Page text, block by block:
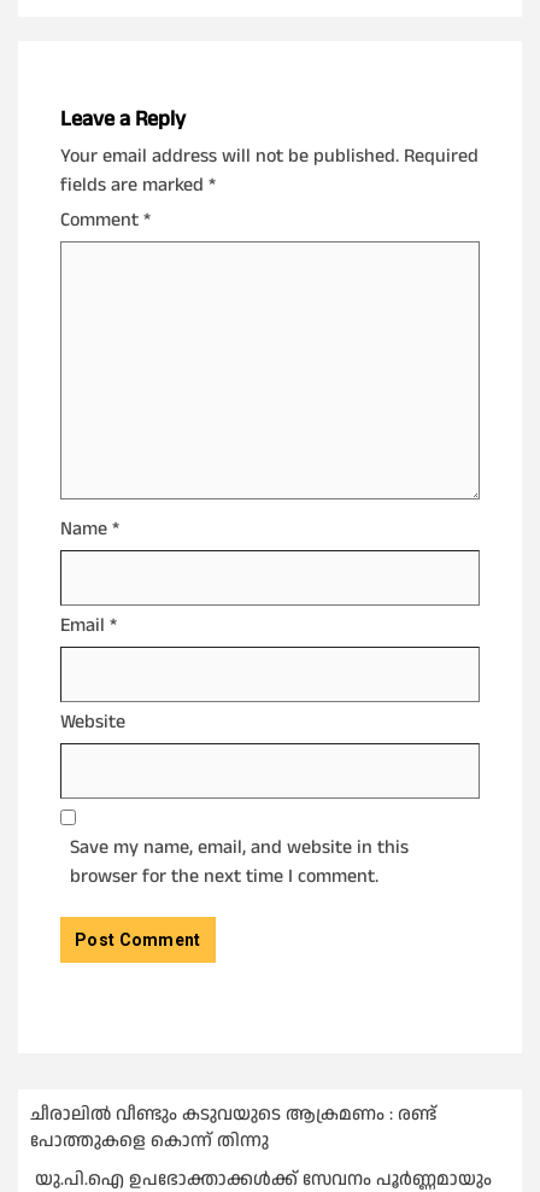
Leave a Reply
Your email address will not be published. Required
fields are marked *
Comment*
Name*
Email *
Website
Save my name, email, and website in this
browser for the next time I comment.
ചീരാലിൽ വീണ്ടും കടുവയുടെ ആക്രമണം : രണ്ട്
പോത്തുകളെ കൊന്ന് തിന്നു
യു.പി.ഐ ഉപഭോക്താക്കള്‍ക്ക് സേവനം പൂര്‍ണ്ണമായും